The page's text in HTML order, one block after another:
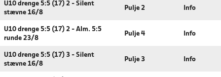
U10 drenge 5:5 (17) 2 - Silent
stævne 16/8
Pulje 2 Info
U10 drenge 5:5 (17) 2 - Alm. 5:5
runde 23/8
Pulje 4 Info
U10 drenge 5:5 (17) 3 - Silent
stævne 16/8
Pulje 3 Info